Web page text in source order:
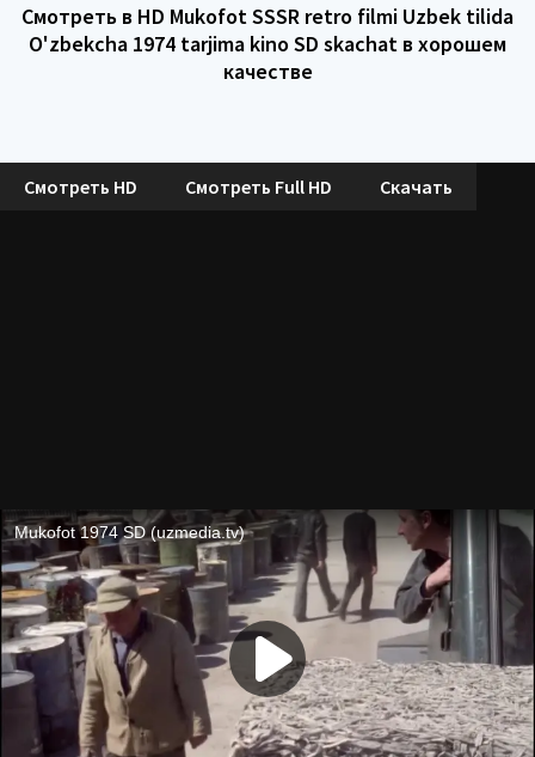
Смотреть в HD Mukofot SSSR retro filmi Uzbek tilida
O'zbekcha 1974 tarjima kino SD skachat в хорошем
качестве
Смотреть HD Смотреть Full HD Скачать